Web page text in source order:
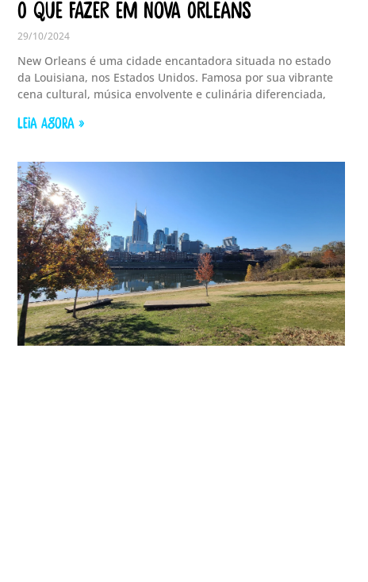
O que fazer em Nova Orleans
29/10/2024
New Orleans é uma cidade encantadora situada no estado
da Louisiana, nos Estados Unidos. Famosa por sua vibrante
cena cultural, música envolvente e culinária diferenciada,
LEIA AGORA »